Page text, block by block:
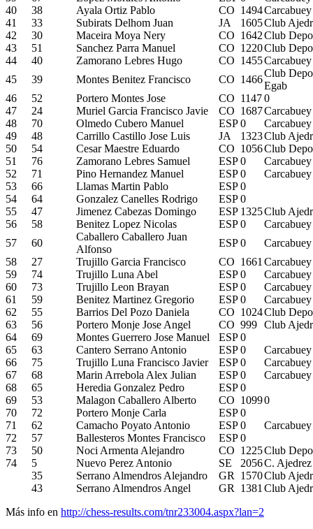
40
38 Ayala Ortiz Pablo CO 1494Carcabuey
41
33 Subirats Delhom Juan JA 1605Club
42
30 Maceira Moya Nery CO 1642Club
43
51 Sanchez Parra Manuel CO 1220Club
44
40 Zamorano Lebres Hugo CO 1455Carcabuey
45
39 Montes Benitez Francisco CO 1466
Club
Egab
46
52 Portero Montes Jose CO 11470
47
24 Muriel Garcia Francisco Javie CO 1687Carcabuey
48
70 Olmedo Cubero Manuel ESP0
Carcabuey
49
48 Carrillo Castillo Jose Luis JA 1323Club
50
54 Cesar Maestre Eduardo CO 1056Club
51
76 Zamorano Lebres Samuel ESP0
Carcabuey
52
71 Pino Hernandez Manuel ESP0
Carcabuey
53
66 Llamas Martin Pablo ESP0
54
64 Gonzalez Canelles Rodrigo ESP0
55
47 Jimenez Cabezas Domingo ESP 1325Club
56
58 Benitez Lopez Nicolas ESP0
Carcabuey
57
60
Caballero Caballero Juan
Alfonso
ESP0
Carcabuey
58
27 Trujillo Garcia Francisco CO 1661 Carcabuey
59
74 Trujillo Luna Abel ESP0
Carcabuey
60
73 Trujillo Leon Brayan ESP0
Carcabuey
61
59 Benitez Martinez Gregorio ESP0
Carcabuey
62
55 Barrios Del Pozo Daniela CO 1024Club
63
56 Portero Monje Jose Angel CO 999 Club
64
69 Montes Guerrero Jose Manuel ESP0
65
63 Cantero Serrano Antonio ESP0
Carcabuey
66
75 Trujillo Luna Francisco Javier ESP0
Carcabuey
67
68 Marin Arrebola Alex Julian ESP0
Carcabuey
68
65 Heredia Gonzalez Pedro ESP0
69
53 Malagon Caballero Alberto CO 10990
70
72 Portero Monje Carla ESP0
71
62 Camacho Poyato Antonio ESP0
Carcabuey
72
57 Ballesteros Montes Francisco ESP0
73
50 Noci Armenta Alejandro CO 1225Club
74
5 Nuevo Perez Antonio SE 2056C. Ajedrez
35
Serrano Almendros Alejandro GR 1570Club
43
Serrano Almendros Angel GR 1381 Club
Más info en http://chess-results.com/tnr233004.aspx?lan=2